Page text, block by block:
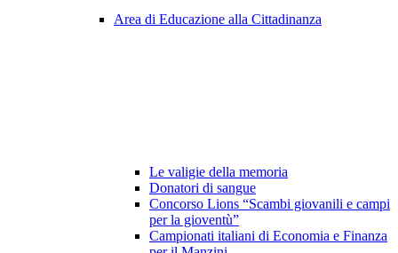
Area di Educazione alla Cittadinanza
Le valigie della memoria
Donatori di sangue
Concorso Lions “Scambi giovanili e campi
per la gioventù”
Campionati italiani di Economia e Finanza